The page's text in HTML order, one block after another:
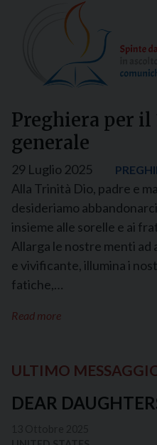
Preghiera per il
generale
29 Luglio 2025
Alla Trinità Dio, padre e
desideriamo
insieme alle sorelle e ai
Allarga le nostre menti ad
e vivificante, illumina i
fatiche,…
Read more
ULTIMO
DEAR